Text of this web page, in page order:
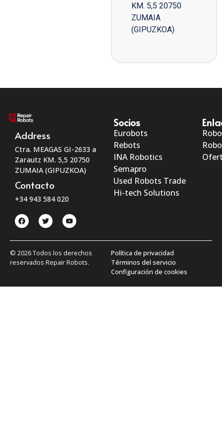
KM. 5,5 20750
ZUMAIA
(GIPUZKOA)
Address
Ctra. MEAGAS GI-2633 a
Zarautz KM. 5,5 20750
ZUMAIA (GIPUZKOA)
Contacto
+34 943 584 020
Socios
Eurobots
Rebots
INA Robotics
Semapro
Used Robots Trade
Hi-tech Solutions
© 2026 Todos los derechos
reservados Repair Robots.
Política de privacidad
Términos del servicio
Configuración de cookies